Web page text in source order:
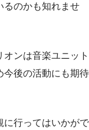
るのかも知れませ
ンは音楽ユニット
今後の活動にも期待
に行ってはいかがで